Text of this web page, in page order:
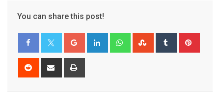
You can share this post!
Google+ LinkedIn WhatsappStumbleUpon
Tumblr
Reddit
Share